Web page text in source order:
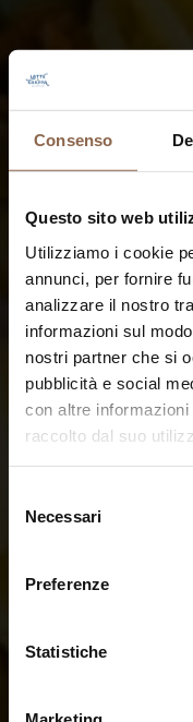
Consenso
Questo sito web
Utilizziamo i cookie
annunci, per fornire
analizzare il nostro
informazioni sul
nostri partner che si
pubblicità e social
con altre
raccolto dal suo
delNecessari
Preferenze
Statistiche